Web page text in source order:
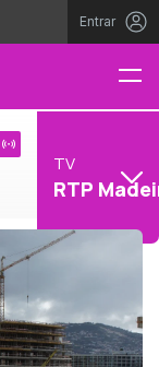
Entrar
TV
RTP